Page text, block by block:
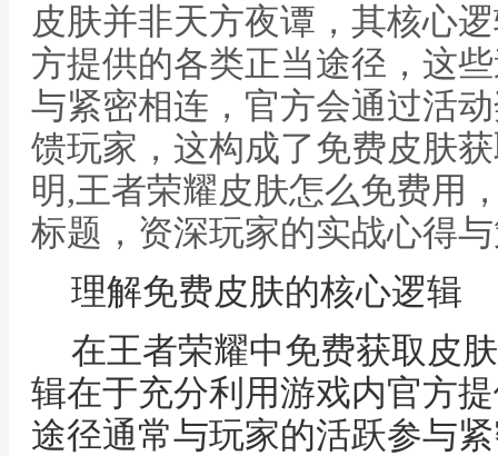
皮肤并非天方夜谭，其核心
方提供的各类正当途径，这
与紧密相连，官方会通过活
馈玩家，这构成了免费皮肤
明,王者荣耀皮肤怎么免费用
标题，资深玩家的实战心得
理解免费皮肤的核心逻辑
在王者荣耀中免费获取皮
辑在于充分利用游戏内官方
途径通常与玩家的活跃参与